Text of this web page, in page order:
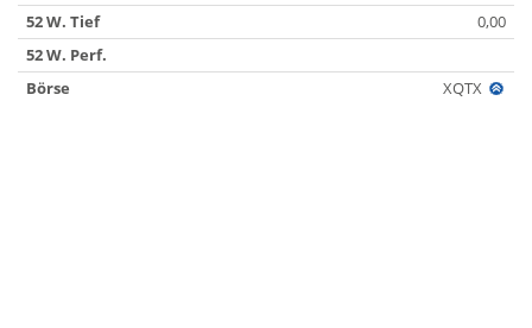
52 W. Tief
0,00
52 W. Perf.
Börse
XQTX